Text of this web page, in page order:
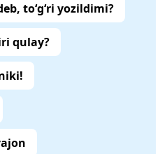
to‘g‘ri yozildimi?
qulay?